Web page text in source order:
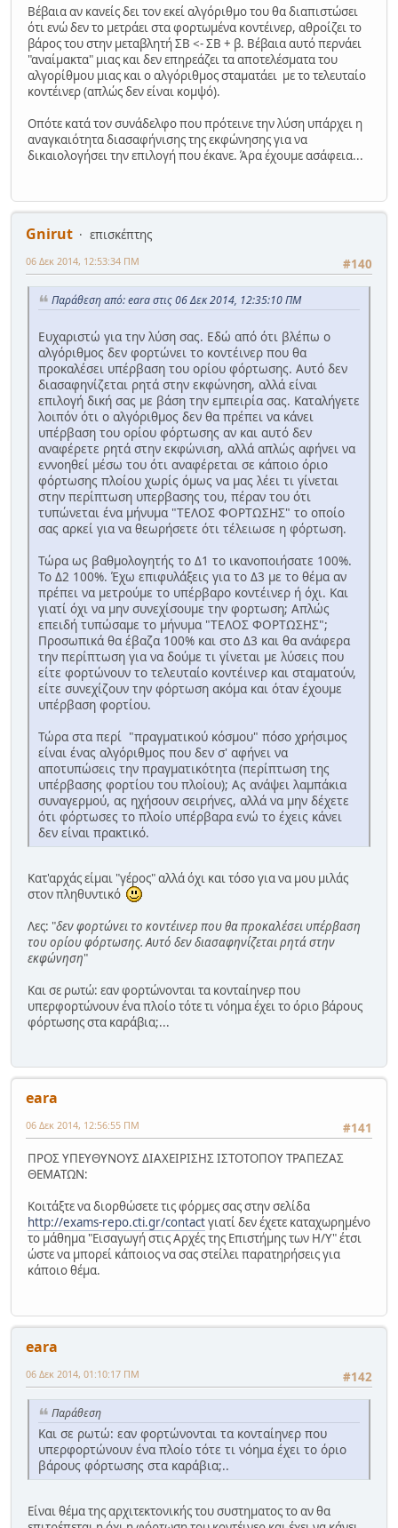
Βέβαια αν κανείς δει τον εκεί αλγόριθμο του θα διαπιστώσει
ότι ενώ δεν το μετράει στα φορτωμένα κοντέινερ, αθροίζει το
βάρος του στην μεταβλητή ΣΒ <- ΣΒ + β. Βέβαια αυτό περνάει
"αναίμακτα" μιας και δεν επηρεάζει τα αποτελέσματα του
αλγορίθμου μιας και ο αλγόριθμος σταματάει με το τελευταίο
κοντέινερ (απλώς δεν είναι κομψό).
Οπότε κατά τον συνάδελφο που πρότεινε την λύση υπάρχει η
αναγκαιότητα διασαφήνισης της εκφώνησης για να
δικαιολογήσει την επιλογή που έκανε. Άρα έχουμε ασάφεια...
Gnirut
επισκέπτης
#140
06 Δεκ 2014, 12:53:34 ΠΜ
Παράθεση από: eara στις 06 Δεκ 2014, 12:35:10 ΠΜ
Ευχαριστώ για την λύση σας. Εδώ από ότι βλέπω ο
αλγόριθμος δεν φορτώνει το κοντέινερ που θα
προκαλέσει υπέρβαση του ορίου φόρτωσης. Αυτό δεν
διασαφηνίζεται ρητά στην εκφώνηση, αλλά είναι
επιλογή δική σας με βάση την εμπειρία σας. Καταλήγετε
λοιπόν ότι ο αλγόριθμος δεν θα πρέπει να κάνει
υπέρβαση του ορίου φόρτωσης αν και αυτό δεν
αναφέρετε ρητά στην εκφώνιση, αλλά απλώς αφήνει να
εννοηθεί μέσω του ότι αναφέρεται σε κάποιο όριο
φόρτωσης πλοίου χωρίς όμως να μας λέει τι γίνεται
στην περίπτωση υπερβασης του, πέραν του ότι
τυπώνεται ένα μήνυμα "ΤΕΛΟΣ ΦΟΡΤΩΣΗΣ" το οποίο
σας αρκεί για να θεωρήσετε ότι τέλειωσε η φόρτωση.
Τώρα ως βαθμολογητής το Δ1 το ικανοποιήσατε 100%.
Το Δ2 100%. Έχω επιφυλάξεις για το Δ3 με το θέμα αν
πρέπει να μετρούμε το υπέρβαρο κοντέινερ ή όχι. Και
γιατί όχι να μην συνεχίσουμε την φορτωση; Απλώς
επειδή τυπώσαμε το μήνυμα "ΤΕΛΟΣ ΦΟΡΤΩΣΗΣ";
Προσωπικά θα έβαζα 100% και στο Δ3 και θα ανάφερα
την περίπτωση για να δούμε τι γίνεται με λύσεις που
είτε φορτώνουν το τελευταίο κοντέινερ και σταματούν,
είτε συνεχίζουν την φόρτωση ακόμα και όταν έχουμε
υπέρβαση φορτίου.
Τώρα στα περί "πραγματικού κόσμου" πόσο χρήσιμος
είναι ένας αλγόριθμος που δεν σ' αφήνει να
αποτυπώσεις την πραγματικότητα (περίπτωση της
υπέρβασης φορτίου του πλοίου); Ας ανάψει λαμπάκια
συναγερμού, ας ηχήσουν σειρήνες, αλλά να μην δέχετε
ότι φόρτωσες το πλοίο υπέρβαρα ενώ το έχεις κάνει
δεν είναι πρακτικό.
Κατ'αρχάς είμαι "γέρος" αλλά όχι και τόσο για να μου μιλάς
στον πληθυντικό
Λες: "δεν φορτώνει το κοντέινερ που θα προκαλέσει υπέρβαση
του ορίου φόρτωσης. Αυτό δεν διασαφηνίζεται ρητά στην
εκφώνηση"
Και σε ρωτώ: εαν φορτώνονται τα κονταίηνερ που
υπερφορτώνουν ένα πλοίο τότε τι νόημα έχει το όριο βάρους
φόρτωσης στα καράβια;...
eara
#141
06 Δεκ 2014, 12:56:55 ΠΜ
ΠΡΟΣ ΥΠΕΥΘΥΝΟΥΣ ΔΙΑΧΕΙΡΙΣΗΣ ΙΣΤΟΤΟΠΟΥ ΤΡΑΠΕΖΑΣ
ΘΕΜΑΤΩΝ:
Κοιτάξτε να διορθώσετε τις φόρμες σας στην σελίδα
http://exams-repo.cti.gr/contactγιατί δεν έχετε καταχωρημένο
το μάθημα "Εισαγωγή στις Αρχές της Επιστήμης των Η/Υ" έτσι
ώστε να μπορεί κάποιος να σας στείλει παρατηρήσεις για
κάποιο θέμα.
eara
#142
06 Δεκ 2014, 01:10:17 ΠΜ
Παράθεση
Και σε ρωτώ: εαν φορτώνονται τα κονταίηνερ που
υπερφορτώνουν ένα πλοίο τότε τι νόημα έχει το όριο
βάρους φόρτωσης στα καράβια;..
Είναι θέμα της αρχιτεκτονικής του συστηματος το αν θα